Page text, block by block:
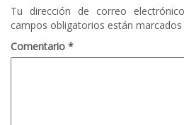
Tu dirección de correo
campos obligatorios están marcados
Comentario *